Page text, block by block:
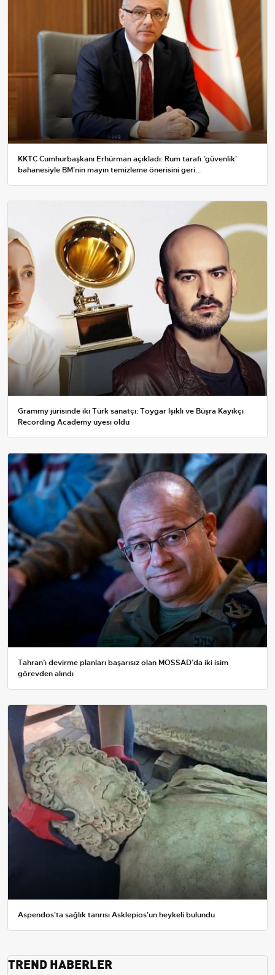
KKTC Cumhurbaşkanı Erhürman açıkladı: Rum tarafı 'güvenlik'
bahanesiyle BM'nin mayın temizleme önerisini geri...
Grammy jürisinde iki Türk sanatçı: Toygar Işıklı ve Büşra Kayıkçı
Recording Academy üyesi oldu
Tahran’ı devirme planları başarısız olan MOSSAD’da iki isim
görevden alındı
Aspendos'ta sağlık tanrısı Asklepios'un heykeli bulundu
TREND HABERLER